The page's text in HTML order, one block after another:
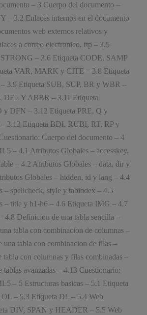
– 3 Cuerpo del documento –
– 3.2 Enlaces internos en el documento
web externos relativos y
a correo electronico, ftp – 3.5
– 3.6 Etiqueta CODE, SAMP
VAR, MARK y CITE – 3.8 Etiqueta
3.9 Etiqueta SUB, SUP, BR y WBR –
DEL Y ABBR – 3.11 Etiqueta
DFN – 3.12 Etiqueta PRE, Q y
3.13 Etiqueta BDI, RUBI, RT, RP y
Cuerpo del documento – 4
– 4.1 Atributos Globales – accesskey,
– 4.2 Atributos Globales – data, dir y
Globales – hidden, id y lang – 4.4
– spellcheck, style y tabindex – 4.5
– title y h1-h6 – 4.6 Etiqueta IMG – 4.7
4.8 Definicion de una tabla sencilla –
tabla con combinacion de columnas –
tabla con combinacion de filas –
con columnas y filas combinadas –
avanzadas – 4.13 Cuestionario:
– 5 Estructuras basicas – 5.1 Etiqueta
– 5.3 Etiqueta DL – 5.4 Web
DIV, SPAN y HEADER – 5.5 Web